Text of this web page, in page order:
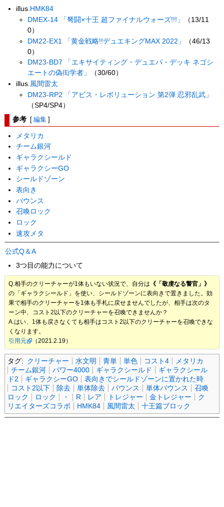
illus. HMK84
DMEX-14 「弩闘×十王 超ファイナルウォーズ!!!」
（13/11
0）
DM22-EX1 「黄金戦略!!デュエキングMAX 2022」
（46/13
0）
DM23-BD7 「エキサイティング・デュエパ・デッキ ネゴシ
エートの偽衒学者」
（30/60）
illus. 風間雷太
DM23-RP2 「アビス・レボリューション 第2弾 忍邪乱武」
（SP4/SP4）
参考 [ 編集 ]
メタリカ
チーム銀河
ギャラクシールド
ギャラクシーGO
シールドゾーン
表向き
バウンス
召喚ロック
ロック
速攻メタ
公式Q＆A
3つ目の能力について
Q.相手のクリーチャーが1体もいない状況で、自分は 《「敬虔なる警官」》
の「ギャラクシールド」を使い、シールドゾーンに表向きで置きました。効
果で相手のクリーチャーを1体も手札に戻せませんでしたが、相手は次のタ
ーン中、コスト2以下のクリーチャーを召喚できませんか？
A.はい、1体も戻さなくても相手はコスト2以下のクリーチャーを召喚できな
くなります。
引用元
（2021.2.19）
タグ: クリーチャー 水文明 青単 単色 コスト4
メタリカ
チーム銀河
パワー4000 ギャラクシールド
ギャラクシール
ド2
ギャラクシーGO
表向きでシールドゾーンに置かれた時
コスト2以下
除去 単体除去 バウンス 単体バウンス
召喚
ロック
ロック ・ R レア トレジャー 金トレジャー
ク
リエイターズコラボ
HMK84 風間雷太 十王篇ブロック